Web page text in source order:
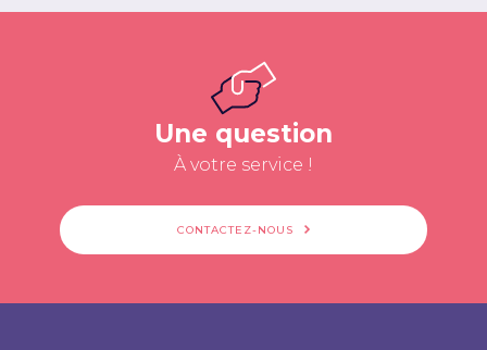
Une question
À votre service !
CONTACTEZ-NOUS